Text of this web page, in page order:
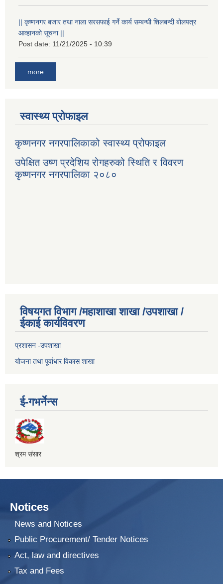
|| कृष्णनगर बजार तथा नाला सरसफाई गर्ने कार्य सम्बन्धी शिलबन्दी बोलपत्र
आव्हानको सूचना ||
Post date: 11/21/2025 - 10:39
more
स्वास्थ्य प्रोफाइल
कृष्णनगर नगरपालिकाको स्वास्थ्य प्रोफाइल
उपेक्षित उष्ण प्रदेशिय रोगहरुको स्थिति र विवरण
कृष्णनगर नगरपालिका २०८०
विषयगत विभाग /महाशाखा शाखा /उपशाखा /
ईकाई कार्यविवरण
प्रशासन -उपशाखा
योजना तथा पूर्वाधार विकास शाखा
ई-गभर्नेन्स
श्रम संसार
Notices
News and Notices
Public Procurement/ Tender Notices
Act, law and directives
Tax and Fees